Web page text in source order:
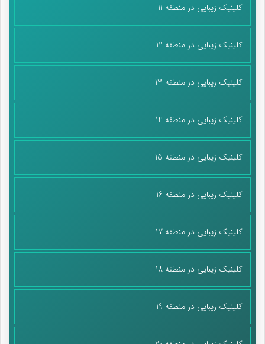
کلینیک زیبایی در منطقه 11
کلینیک زیبایی در منطقه 12
کلینیک زیبایی در منطقه 13
کلینیک زیبایی در منطقه 14
کلینیک زیبایی در منطقه 15
کلینیک زیبایی در منطقه 16
کلینیک زیبایی در منطقه 17
کلینیک زیبایی در منطقه 18
کلینیک زیبایی در منطقه 19